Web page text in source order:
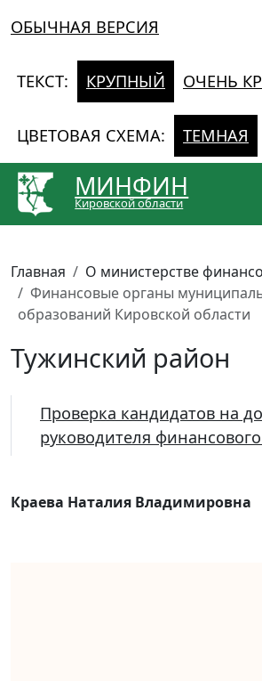
ОБЫЧНАЯ ВЕРСИЯ
ТЕКСТ: КРУПНЫЙ ОЧЕНЬ
ЦВЕТОВАЯ СХЕМА: ТЕМНАЯ
МИНФИН
Кировской области
Главная
О министерстве
Финансовые органы
образований Кировской области
Тужинский район
Краева Наталия Владимировна
Проверка кандидатов на
руководителя